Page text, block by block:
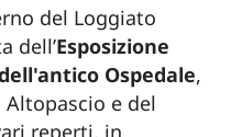
del Loggiato
dell’Esposizione
Ospedale,
e del
reperti, in